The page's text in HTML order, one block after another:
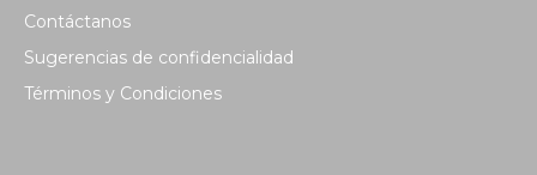
Contáctanos
Sugerencias de confidencialidad
Términos y Condiciones